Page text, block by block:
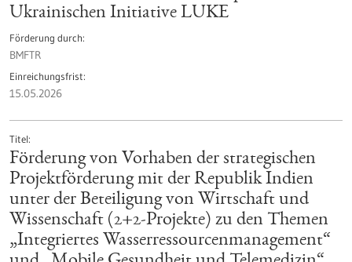
Ukrainischen Initiative LUKE
Förderung durch
BMFTR
Einreichungsfrist
15.05.2026
Titel
Förderung von Vorhaben der strategischen
Projektförderung mit der Republik Indien
unter der Beteiligung von Wirtschaft und
Wissenschaft (2+2-Projekte) zu den Themen
„Integriertes Wasserressourcenmanagement“